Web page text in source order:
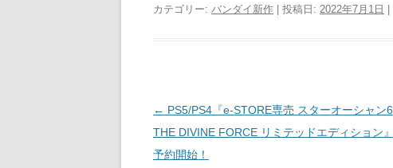
カテゴリー: バンダイ新作 | 投稿日: 2022年7月1日
投稿ナビゲーション
← PS5/PS4『e-STORE専売 スターオーシャン6
THE DIVINE FORCE リミテッドエディション』
予約開始！